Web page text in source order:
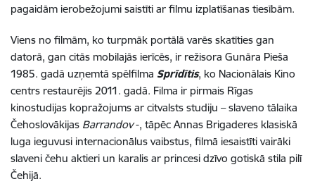
pagaidām ierobežojumi saistīti ar filmu izplatīšanas tiesībām.
Viens no filmām, ko turpmāk portālā varēs skatīties gan
datorā, gan citās mobilajās ierīcēs, ir režisora Gunāra Pieša
1985. gadā uzņemtā spēlfilma Sprīdītis, ko Nacionālais Kino
centrs restaurējis 2011. gadā. Filma ir pirmais Rīgas
kinostudijas kopražojums ar citvalsts studiju – slaveno tālaika
Čehoslovākijas Barrandov-, tāpēc Annas Brigaderes klasiskā
luga ieguvusi internacionālus vaibstus, filmā iesaistīti vairāki
slaveni čehu aktieri un karalis ar princesi dzīvo gotiskā stila pilī
Čehijā.